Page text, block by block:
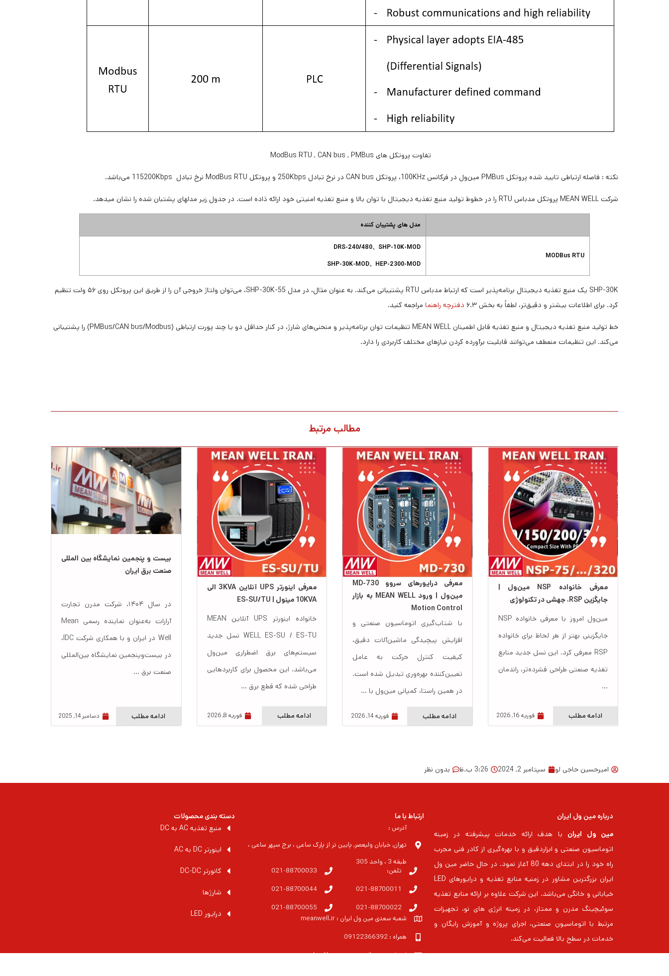
تفاوت پروتکل های ModBus RTU , CAN bus , PMBus
نکته : فاصله ارتباطی تایید شده پروتکل PMBus مین‌ول در فرکانس 100KHz، پروتکل CAN bus در نرخ تبادل 250Kbps و پروتکل ModBus RTU نرخ تبادل 115200Kbps می‌باشد.
شرکت MEAN WELL پروتکل مدباس RTU را در خطوط تولید منبع تغذیه دیجیتال با توان بالا و منبع تغذیه امنیتی خود ارائه ذاده است. در جدول زیر مدلهای پشتبان شده را نشان میدهد.
مدل های پشتیبان کننده
MODBus RTU
DRS-240/480、SHP-10K-MOD
SHP-30K-MOD、HEP-2300-MOD
SHP-30K یک منبع تغذیه دیجیتال برنامه‌پذیر است که ارتباط مدباس RTU پشتیبانی می‌کند. به عنوان مثال، در مدل SHP-30K-55، می‌توان ولتاژ خروجی آن را از طریق این پروتکل روی ۵۶ ولت تنظیم
کرد. برای اطلاعات بیشتر و دقیق‌تر، لطفاً به بخش ۶.۳
دفترچه راهنما مراجعه کنید.
خط تولید منبع تغذیه دیجیتال و منبع تغذیه قابل اطمینان MEAN WELL تنظیمات توان برنامه‌پذیر و منحنی‌های شارژ، در کنار حداقل دو یا چند پورت ارتباطی (PMBus/CAN bus/Modbus) را پشتیبانی
می‌کند. این تنظیمات منعطف می‌توانند قابلیت برآورده کردن نیازهای مختلف کاربردی را دارد.
مطالب مرتبط
معرفی خانواده NSP مین‌ول |
جایگزین RSP، جهشی در تکنولوژی
مین‌ول امروز با معرفی خانواده NSP
جایگزینی بهتر از هر لحاظ برای خانواده
RSP معرفی کرد. این نسل جدید منابع
تغذیه صنعتی طراحی فشرده‌تر، راندمان
...
ادامه مطلب فوریه 16, 2026
معرفی درایورهای سروو MD-730
مین‌ول | ورود MEAN WELL به بازار
Motion Control
با شتاب‌گیری اتوماسیون صنعتی و
افزایش پیچیدگی ماشین‌آلات دقیق،
کیفیت کنترل حرکت به عامل
تعیین‌کننده بهره‌وری تبدیل شده است.
در همین راستا، کمپانی مین‌ول با ...
ادامه مطلب فوریه 14, 2026
معرفی اینورتر UPS آنلاین 3KVA الی
10KVA مینول | ES-SU/TU
خانواده اینورتر UPS آنلاین MEAN
WELL ES-SU / ES-TU نسل جدید
سیستم‌های برق اضطراری مین‌ول
می‌باشد. این محصول برای کاربردهایی
طراحی شده که قطع برق ...
ادامه مطلب فوریه 8, 2026
بیست و پنجمین نمایشگاه بین المللی
صنعت برق ایران
در سال ۱۴۰۴، شرکت مدرن تجارت
آرارات به‌عنوان نماینده رسمی Mean
Well در ایران و با همکاری شرکت IDC،
در بیست‌وپنجمین نمایشگاه بین‌المللی
صنعت برق ...
ادامه مطلب دسامبر 14, 2025
امیرحسین حاجی لو سپتامبر 2, 2024 3:26 ب.ظ بدون نظر
درباره مین ول ایران
مین ول ایران با هدف ارائه خدمات پیشرفته در زمینه
اتوماسیون صنعتی و ابزاردقیق و با بهره‌گیری از کادر فنی مجرب
راه خود را در ابتدای دهه 80 آغاز نمود. در حال حاضر مین ول
ایران بزرگترین مشاور در زمنیه منابع تغذیه و درایورهای LED
خیابانی و خانگی می‌باشد. این شرکت علاوه بر ارائه منابع تغذیه
سوئیچینگ مدرن و ممتاز، در زمینه انرژی های نو، تجهیزات
مرتبط با اتوماسیون صنعتی، اجرای پروژه و آموزش رایگان و
خدمات در سطح بالا فعالیت می‌کند.
ارتباط با ما
آدرس :
تهران, خیابان ولیعصر, پایین تر از پارک ساعی ، برج سپهر ساعی ،
طبقه 3 ، واحد 305
تلفن:
021-88700011
021-88700022
021-88700033
021-88700044
021-88700055
شعبه سعدی مین ول ایران : meanwell.ir
همراه : 09122366392
ایمیل : abedihessam@gmail.com
دسته بندی محصولات
منبع تغذیه AC به DC
اینورتر DC به AC
کانورتر DC-DC
شارژها
درایور LED